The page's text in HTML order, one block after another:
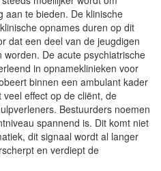
aan te bieden. De klinische
opnames duren op dit
dat een deel van de jeugdigen
De acute psychiatrische
in opnameklinieken voor
binnen een ambulant kader
effect op de cliënt, de
Bestuurders noemen
spannend is. Dit komt niet
dit signaal wordt al langer
en verdiept de